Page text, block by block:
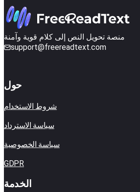
منصة تحويل النص إلى كلام قوية وآمنة
support@freereadtext.com
حول
شروط الاستخدام
سياسة الاسترداد
سياسة الخصوصية
GDPR
الخدمة